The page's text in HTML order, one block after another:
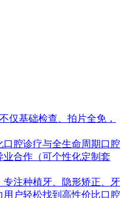
仅基础检查、拍片全免，
腔诊疗与全生命周期口腔
合作（可个性化定制套
注种植牙、隐形矫正、牙
户轻松找到高性价比口腔